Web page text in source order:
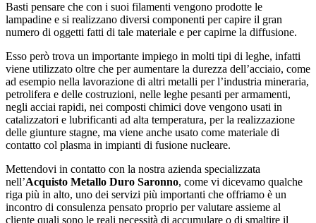
Basti pensare che con i suoi filamenti vengono prodotte le
lampadine e si realizzano diversi componenti per capire il gran
numero di oggetti fatti di tale materiale e per capirne la diffusione.
Esso però trova un importante impiego in molti tipi di leghe, infatti
viene utilizzato oltre che per aumentare la durezza dell’acciaio, come
ad esempio nella lavorazione di altri metalli per l’industria mineraria,
petrolifera e delle costruzioni, nelle leghe pesanti per armamenti,
negli acciai rapidi, nei composti chimici dove vengono usati in
catalizzatori e lubrificanti ad alta temperatura, per la realizzazione
delle giunture stagne, ma viene anche usato come materiale di
contatto col plasma in impianti di fusione nucleare.
Mettendovi in contatto con la nostra azienda specializzata
nell’Acquisto Metallo Duro Saronno, come vi dicevamo qualche
riga più in alto, uno dei servizi più importanti che offriamo è un
incontro di consulenza pensato proprio per valutare assieme al
cliente quali sono le reali necessità di accumulare o di smaltire il